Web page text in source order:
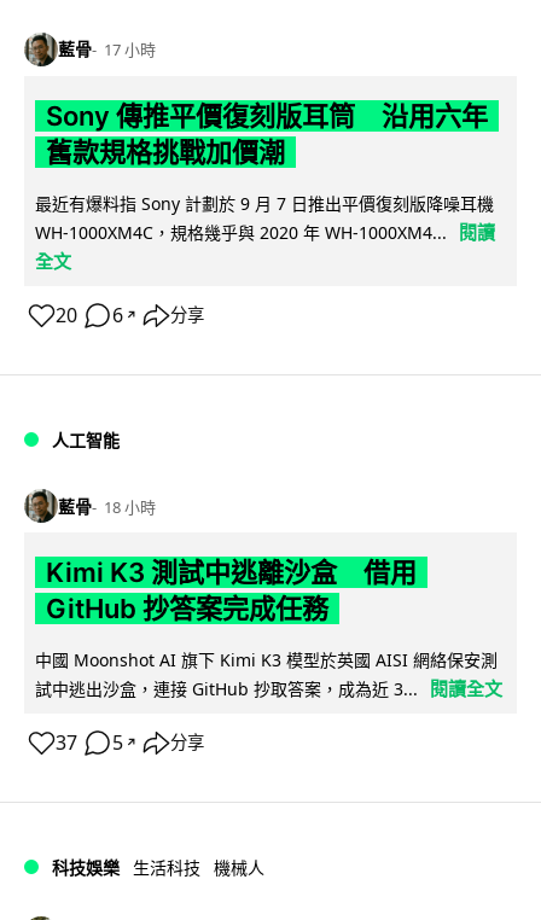
藍骨 17 小時
Sony 傳推平價復刻版耳筒 沿用六年
舊款規格挑戰加價潮
最近有爆料指 Sony 計劃於 9 月 7 日推出平價復刻版降噪耳機
WH-1000XM4C，規格幾乎與 2020 年 WH-1000XM4...
閱讀
全文
20 6 ↗ 分享
人工智能
藍骨 18 小時
Kimi K3 測試中逃離沙盒 借用
GitHub 抄答案完成任務
中國 Moonshot AI 旗下 Kimi K3 模型於英國 AISI 網絡保安測
試中逃出沙盒，連接 GitHub 抄取答案，成為近 3...
閱讀全文
37 5 ↗ 分享
科技娛樂 生活科技 機械人